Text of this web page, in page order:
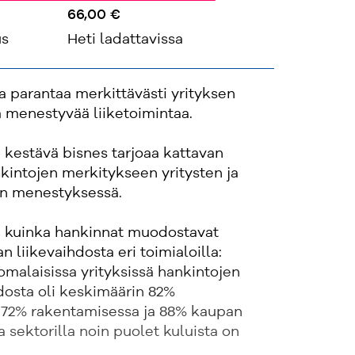
66,00 €
Heti ladattavissa
parantaa merkittävästi yrityksen
menestyvää liiketoimintaa.
kestävä bisnes tarjoaa kattavan
merkitykseen yritysten ja
menestyksessä.
kuinka hankinnat muodostavat
liikevaihdosta eri toimialoilla:
yrityksissä hankintojen
oli keskimäärin 82%
rakentamisessa ja 88% kaupan
sektorilla noin puolet kuluista on